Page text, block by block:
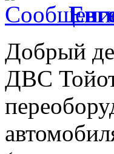
Добрый
ДВС